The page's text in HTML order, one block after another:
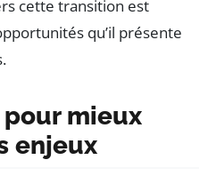
cette transition est
qu’il présente
pour mieux
enjeux